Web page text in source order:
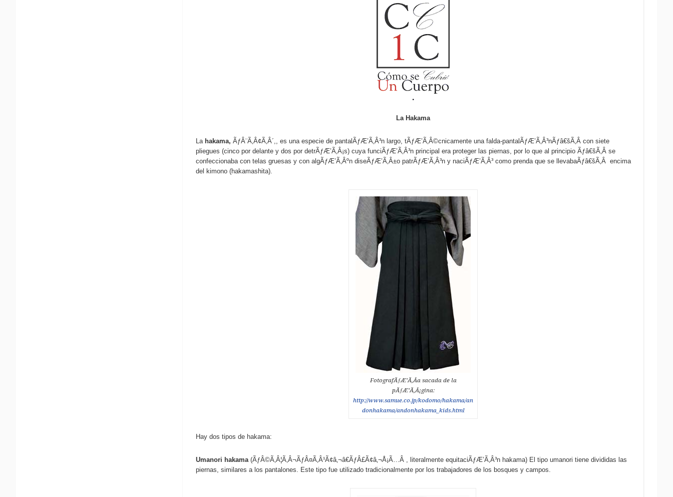
La Hakama
La hakama, ÃƒÂ¨Ã‚Â¢Ã‚Â´,, es una especie de pantalÃƒÆ’Ã‚Â³n largo, tÃƒÆ’Ã‚Â©cnicamente una falda-pantalÃƒÆ’Ã‚Â³nÃƒâ€šÃ‚Â con siete
pliegues (cinco por delante y dos por detrÃƒÆ’Ã‚Â¡s) cuya funciÃƒÆ’Ã‚Â³n principal era proteger las piernas, por lo que al principio Ãƒâ€šÃ‚Â se
confeccionaba con telas gruesas y con algÃƒÆ’Ã‚Âºn diseÃƒÆ’Ã‚Â±o patrÃƒÆ’Ã‚Â³n y naciÃƒÆ’Ã‚Â³ como prenda que se llevabaÃƒâ€šÃ‚Â encima
del kimono (hakamashita).
FotografÃƒÆ’Ã‚Â­a sacada de la
pÃƒÆ’Ã‚Â¡gina:
http://www.samue.co.jp/kodomo/hakama/an
donhakama/andonhakama_kids.html
Hay dos tipos de hakama:
Umanori hakama(ÃƒÂ©Ã‚Â¦Ã‚Â¬ÃƒÂ¤Ã‚Â¹Ã¢â‚¬â€ÃƒÂ£Ã¢â‚¬Å¡Ã…Â , literalmente equitaciÃƒÆ’Ã‚Â³n hakama) El tipo umanori tiene divididas las
piernas, similares a los pantalones. Este tipo fue utilizado tradicionalmente por los trabajadores de los bosques y campos.